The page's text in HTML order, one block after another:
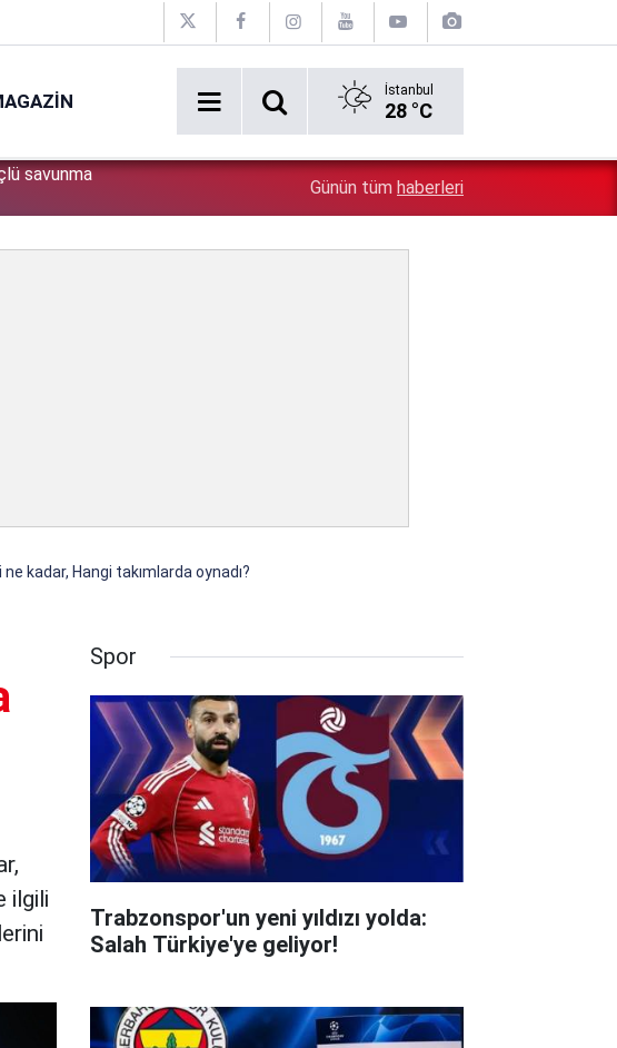
İstanbul
28 °C
savunma
Ahbap Derneği kapatılıyor mu? Fesih için dava açıldı,
kayyumu atandı
Günün tüm haberleri
kadar, Hangi takımlarda oynadı?
ilgili
Spor
Trabzonspor'un yeni yıldızı yolda:
Salah Türkiye'ye geliyor!